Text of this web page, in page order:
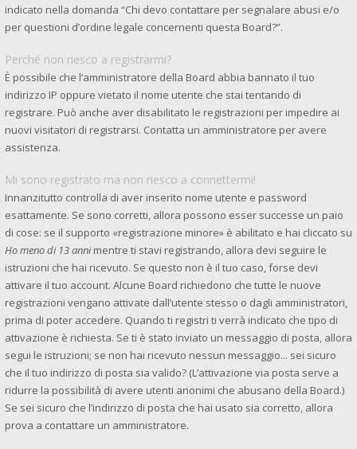
indicato nella domanda “Chi devo contattare per segnalare abusi e/o
per questioni d’ordine legale concernenti questa Board?”.
Perché non riesco a registrarmi?
È possibile che l’amministratore della Board abbia bannato il tuo
indirizzo IP oppure vietato il nome utente che stai tentando di
registrare. Può anche aver disabilitato le registrazioni per impedire ai
nuovi visitatori di registrarsi. Contatta un amministratore per avere
assistenza.
Mi sono registrato ma non riesco a connettermi!
Innanzitutto controlla di aver inserito nome utente e password
esattamente. Se sono corretti, allora possono esser successe un paio
di cose: se il supporto «registrazione minore» è abilitato e hai cliccato su
Ho meno di 13 annimentre ti stavi registrando, allora devi seguire le
istruzioni che hai ricevuto. Se questo non è il tuo caso, forse devi
attivare il tuo account. Alcune Board richiedono che tutte le nuove
registrazioni vengano attivate dall’utente stesso o dagli amministratori,
prima di poter accedere. Quando ti registri ti verrà indicato che tipo di
attivazione è richiesta. Se ti è stato inviato un messaggio di posta, allora
segui le istruzioni; se non hai ricevuto nessun messaggio... sei sicuro
che il tuo indirizzo di posta sia valido? (L’attivazione via posta serve a
ridurre la possibilità di avere utenti anonimi che abusano della Board.)
Se sei sicuro che l’indirizzo di posta che hai usato sia corretto, allora
prova a contattare un amministratore.